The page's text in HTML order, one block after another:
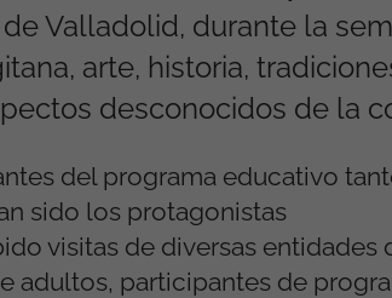
de Valladolid, durante la
arte, historia,
desconocidos de la
del programa educativo
sido los protagonistas
visitas de diversas
adultos, participantes de